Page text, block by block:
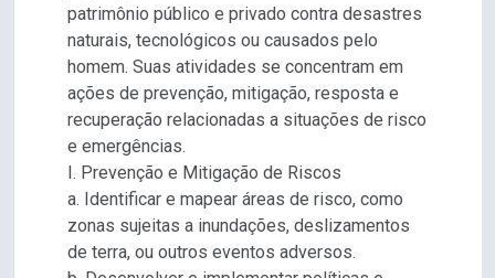
patrimônio público e privado contra desastres
naturais, tecnológicos ou causados pelo
homem. Suas atividades se concentram em
ações de prevenção, mitigação, resposta e
recuperação relacionadas a situações de risco
e emergências.
I. Prevenção e Mitigação de Riscos
a. Identificar e mapear áreas de risco, como
zonas sujeitas a inundações, deslizamentos
de terra, ou outros eventos adversos.